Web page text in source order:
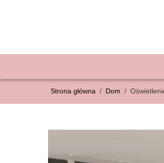
Strona główna / Dom /